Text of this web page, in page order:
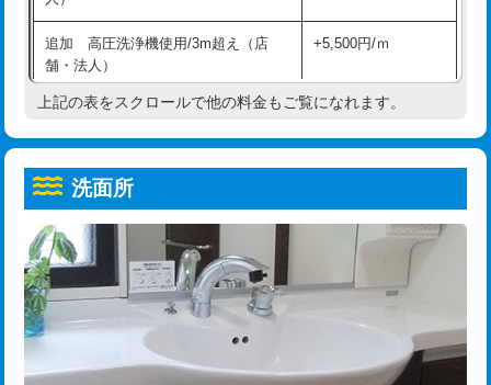
コンクリート斫り（厚さ10㎝超え）
モルタル補修（厚さ10㎝まで） 27,500円
モルタル補修（厚さ10㎝超え） 38,500円
洗面台設置 38,500円
追加人工
廃棄・処分 現場見積
※給水管工事は20mmまでの価格です。
給水管工事※（ホール加工)
給水管工事※（バンド止め) 3,300円
給水管工事※（支持金具設置) 5,500円
給水管工事※（保温材使用（バンド止
め込み）)
5,500円
給水管工事※（土の掘削・埋め戻し作
業)
11,000円
給水管工事※（塩ビ管（VP・HI）使
用/3ｍまで)
33,000円
給水管工事※（塩ビ管（VP・HI）使
用（追加）/3ｍ超え)
追加 高圧洗浄機使用/3m超え（店
舗・法人）
+5,500円/ｍ
高度高圧洗浄換 現地調査
トーラー機使用/3mまで
追加トーラー機使用/3m超え +3,300円
カメラ調査 33,000円
桝清掃
止水・漏水調査・防水処理・清掃・修
11,000円
上記の表をスクロールで他の料金もご覧になれます。
洗面所